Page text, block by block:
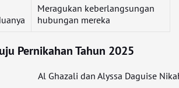
Meragukan keberlangsungan
hubungan mereka
Pernikahan Tahun 2025